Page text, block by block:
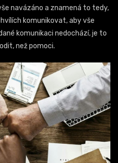
navázáno a znamená to tedy,
komunikovat, aby vše
komunikaci nedochází, je to
než pomoci.